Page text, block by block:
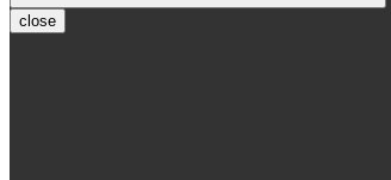
close